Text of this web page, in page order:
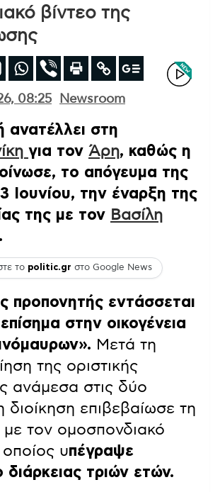
βίντεο της
08:25 Newsroom
ανατέλλει στη
για τον Άρη, καθώς η
το απόγευμα της
Ιουνίου, την έναρξη της
της με τον Βασίλη
.
το politic.gr στο Google News
προπονητής εντάσσεται
στην οικογένεια
Μετά τη
της οριστικής
ανάμεσα στις δύο
διοίκηση επιβεβαίωσε τη
τον ομοσπονδιακό
οποίος υπέγραψε
διάρκειας τριών ετών.